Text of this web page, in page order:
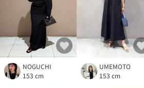
NOGUCHI
153 cm
UMEMOTO
153 cm